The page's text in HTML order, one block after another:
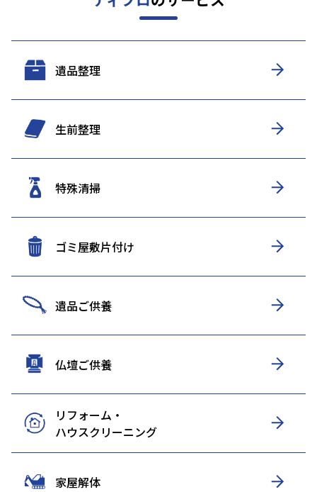
遺品整理
生前整理
特殊清掃
ゴミ屋敷片付け
遺品ご供養
仏壇ご供養
リフォーム・
ハウスクリーニング
家屋解体